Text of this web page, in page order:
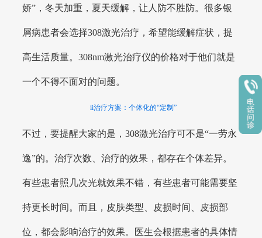
娇”，冬天加重，夏天缓解，让人防不胜防。很多银
屑病患者会选择308激光治疗，希望能缓解症状，提
高生活质量。308nm激光治疗仪的价格对于他们就是
一个不得不面对的问题。
ii治疗方案：个体化的“定制”
不过，要提醒大家的是，308激光治疗可不是“一劳永
逸”的。治疗次数、治疗的效果，都存在个体差异。
有些患者照几次光就效果不错，有些患者可能需要坚
持更长时间。而且，皮肤类型、皮损时间、皮损部
位，都会影响治疗的效果。医生会根据患者的具体情